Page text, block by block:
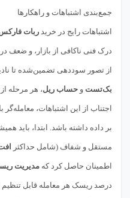
جمع‌بندی اشتباهات و راهکارها
اشتباهات رایج در خرید ربات
درک فنی ناکافی از بازار، و ضعف در
از تصور سوددهی تضمین‌شده تا
بک‌تست و حساب ریل، هر مرحله
اجتناب از این اشتباهات،
بر داده داشته باشد. ابتدا، باید
مستقل و شفاف (شامل حداکثر
اطمینان حاصل کرد که مدیریت
درصد ریسک هر معامله قابل